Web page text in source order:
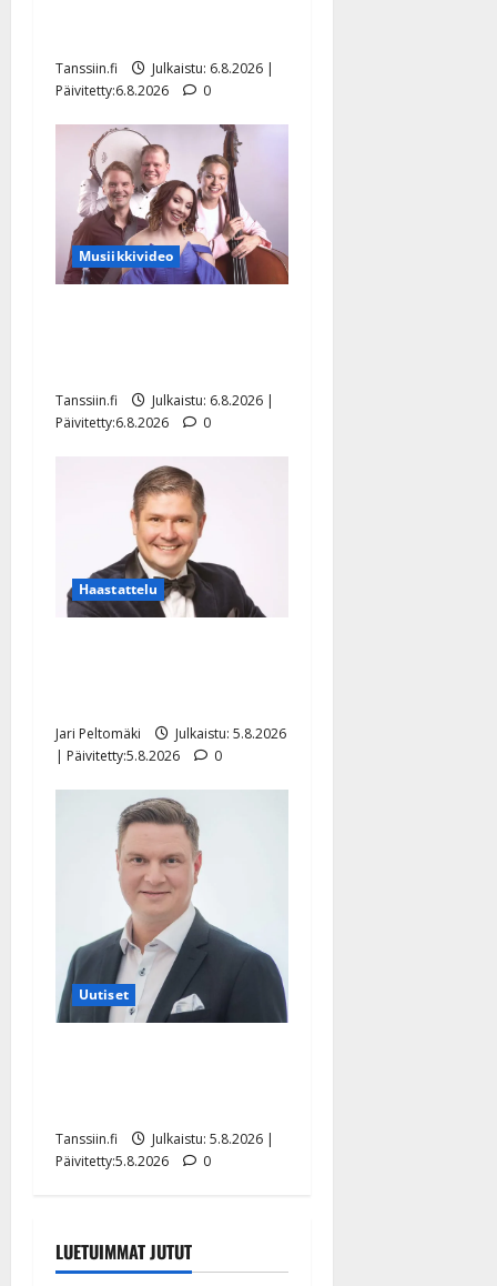
Tanssiin.fi
Julkaistu: 6.8.2026 |
Päivitetty:6.8.2026
0
Musiikkivideo
Tanssiin.fi
Julkaistu: 6.8.2026 |
Päivitetty:6.8.2026
0
Haastattelu
Jari Peltomäki
Julkaistu: 5.8.2026
| Päivitetty:5.8.2026
0
Uutiset
Tanssiin.fi
Julkaistu: 5.8.2026 |
Päivitetty:5.8.2026
0
LUETUIMMAT JUTUT